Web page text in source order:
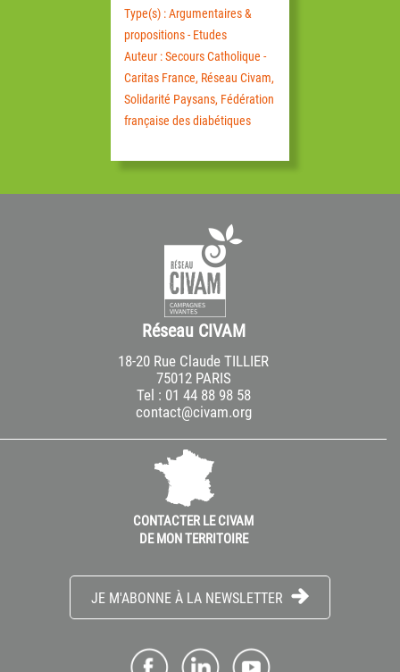
Type(s) : Argumentaires &
propositions - Etudes
Auteur : Secours Catholique -
Caritas France, Réseau Civam,
Solidarité Paysans, Fédération
française des diabétiques
Réseau CIVAM
18-20 Rue Claude TILLIER
75012 PARIS
Tel : 01 44 88 98 58
contact@civam.org
CONTACTER LE CIVAM
DE MON TERRITOIRE
JE M'ABONNE À LA NEWSLETTER